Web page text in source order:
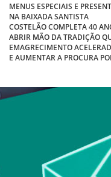
MENUS ESPECIAIS E
NA BAIXADA SANTISTA
COSTELÃO COMPLETA 40
ABRIR MÃO DA TRADIÇÃO
EMAGRECIMENTO
E AUMENTAR A PROCURA